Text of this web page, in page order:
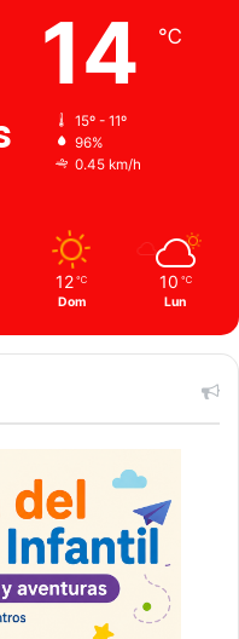
14 ℃
15º - 11º
96%
0.45 km/h
12 ℃
Dom
10 ℃
Lun